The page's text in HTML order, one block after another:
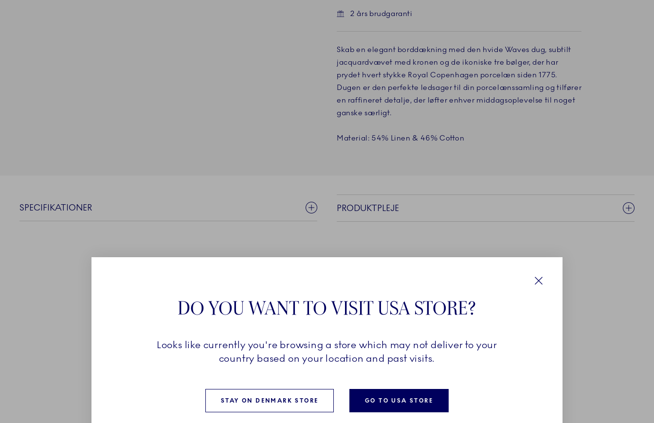
2 års brudgaranti
Skab en elegant borddækning med den hvide Waves dug, subtilt
jacquardvævet med kronen og de ikoniske tre bølger, der har
prydet hvert stykke Royal Copenhagen porcelæn siden 1775.
Dugen er den perfekte ledsager til din porcelænssamling og tilfører
en raffineret detalje, der løfter enhver middagsoplevelse til noget
ganske særligt.
Material: 54% Linen & 46% Cotton
SPECIFIKATIONER PRODUKTPLEJE
bevægelser til tidløse former. Med inspiration fra
bølgers rytme og Royal Copenhagens ikoniske
DO YOU WANT TO VISIT USA STORE?
Looks like currently you're browsing a store which may not deliver to your
country based on your location and past visits.
STAY ON DENMARK STORE GO TO USA STORE